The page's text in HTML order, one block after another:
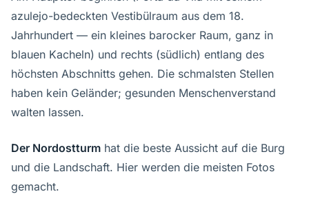
azulejo-bedeckten Vestibülraum aus dem 18.
Jahrhundert — ein kleines barocker Raum, ganz in
blauen Kacheln) und rechts (südlich) entlang des
höchsten Abschnitts gehen. Die schmalsten Stellen
haben kein Geländer; gesunden Menschenverstand
walten lassen.
Der Nordostturm hat die beste Aussicht auf die Burg
und die Landschaft. Hier werden die meisten Fotos
gemacht.